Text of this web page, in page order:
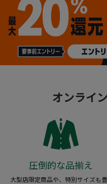
オンライ
圧倒的な品揃え
大型店限定商品や、特別サイズも豊